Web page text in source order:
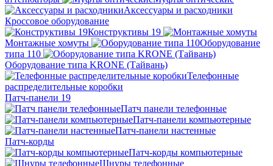
Аксессуары и расходники
Кроссовое оборудование
Конструктивы 19
Монтажные хомуты
Оборудование
типа 110
Оборудование типа KRONE (Тайвань)
Телефонные
распределительные коробки
Патч-панели 19
Патч панели телефонные
Патч-панели компьютерные
Патч-панели настенные
Патч-корды
Патч-корды компьютерные
Шнуры телефонные